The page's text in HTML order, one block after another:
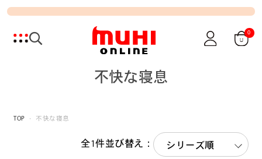
0
不快な寝息
TOP 不快な寝息
全1件並び替え：